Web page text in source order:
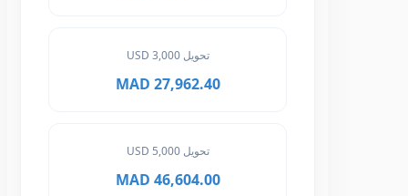
تحويل 3,000 USD
27,962.40 MAD
تحويل 5,000 USD
46,604.00 MAD